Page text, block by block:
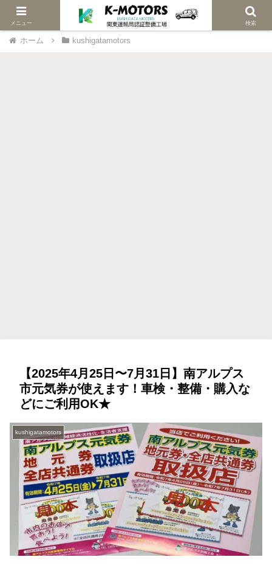
当社は関東陸運局認証車検修理工場です
ホーム kushigatamotors
【2025年4月25日〜7月31日】南アルプス
市元気券が使えます！車検・整備・購入な
どにご利用OK★
kushigatamotors
メニュー 検索